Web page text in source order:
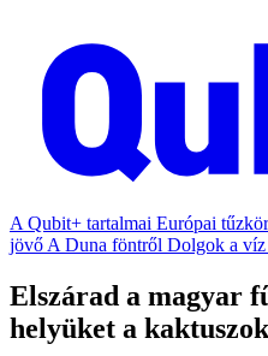
A Qubit+ tartalmai Európai
jövő A Duna föntről Dolgok a víz
Elszárad a magyar
helyüket a kaktuszok